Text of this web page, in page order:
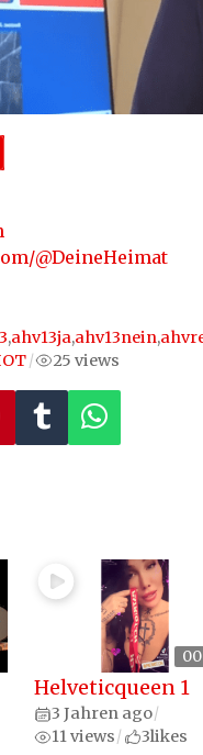
@DeineHeimat
,ahv13ja,ahv13nein,
/ 25 views
Helveticqueen 1
3 Jahren ago/
11 views/ 3likes